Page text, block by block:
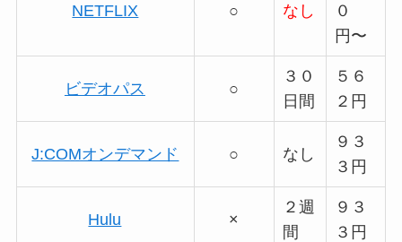
NETFLIX ○ なし
０
円〜
ビデオパス ○
３０
日間
５６
２円
J:COMオンデマンド ○ なし
９３
３円
Hulu ×
２週
間
９３
３円